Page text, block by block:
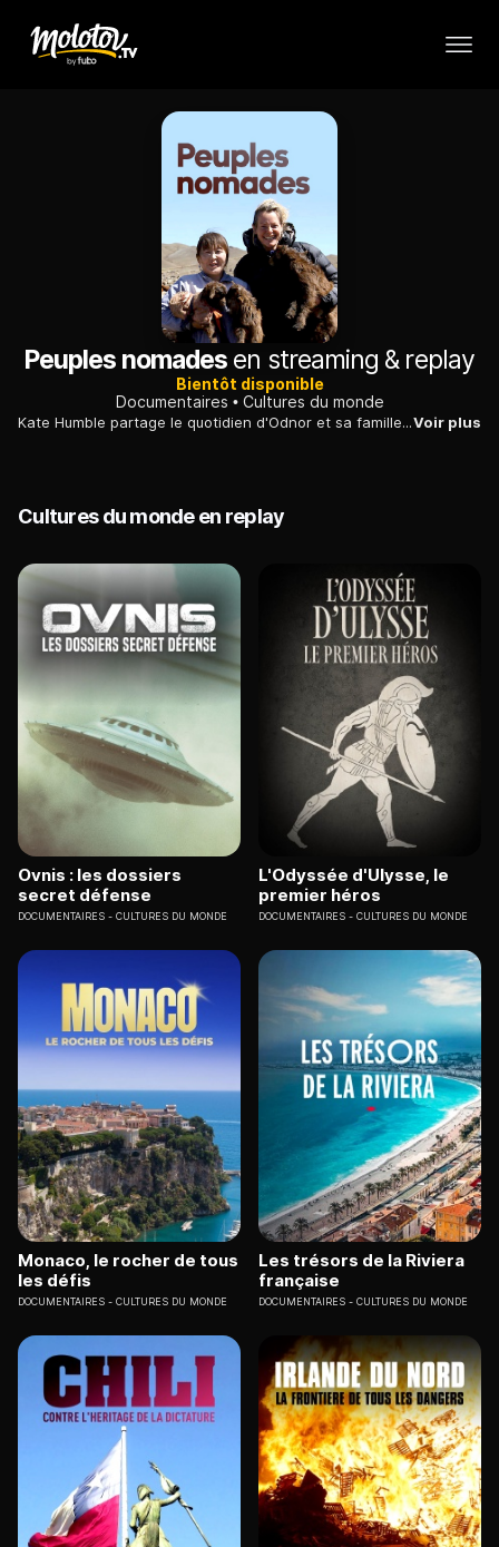
Peuples nomades en streaming & replay
Bientôt disponible
Documentaires
Cultures du monde
Kate Humble partage le quotidien d'Odnor et sa famille qui vivent sur les flancs montagneux du désert de Gobi, à plus de 2000 mètres d'altitude.Voir plus
Cultures du monde en replay
Ovnis : les dossiers
secret défense
DOCUMENTAIRES CULTURES DU MONDE
L'Odyssée d'Ulysse, le
premier héros
DOCUMENTAIRES CULTURES DU MONDE
Monaco, le rocher de tous
les défis
DOCUMENTAIRES CULTURES DU MONDE
Les trésors de la Riviera
française
DOCUMENTAIRES CULTURES DU MONDE